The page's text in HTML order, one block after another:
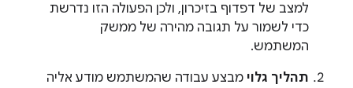
למצב של דפדוף בזיכרון, ולכן הפעולה הזו נדרשת
כדי לשמור על תגובה מהירה של ממשק
המשתמש.
תהליך גלוי מבצע עבודה שהמשתמש מודע אליה